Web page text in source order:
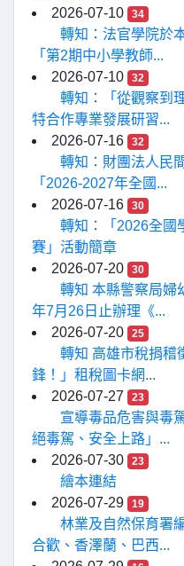
2026-07-10
34
轉知：法官學院於
「第2期中小學教師...
2026-07-10
32
轉知：「從觀察到
特合作專業發展研習...
2026-07-16
32
轉知：財團法人民
「2026-2027年全國...
2026-07-16
30
轉知：「2026全國
賽」活動簡章
2026-07-20
30
轉知 本縣警察局婦
年7月26日止辦理《...
2026-07-20
25
轉知 高雄市稅捐稽
鋒！」租稅圖卡網...
2026-07-27
23
宣導毒品危害與毒
絕毒駕、安全上路」...
2026-07-30
23
繪本連結
2026-07-29
19
林業及自然保育署
合歡、香澤蘭、巴西...